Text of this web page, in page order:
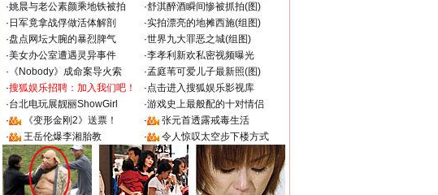
·姚晨与老公素颜乘地铁被拍 ·舒淇醉酒瞬间惨被抓拍(图)
· 日军竟拿战俘做活体解剖 ·实拍漂亮的地摊西施(组图)
·盘点网坛大腕的暴烈脾气 ·世界九大罪恶之城(组图)
·美女办公室遭遇灵异事件 ·李孝利新欢私密视频曝光
· 《Nobody》成命案导火索 ·孟庭苇可爱儿子最新照(图)
·搜狐娱乐招聘：加入我们吧！ ·点击进入搜狐娱乐影视库
·台北电玩展靓丽ShowGirl ·游戏史上最般配的十对情侣
·
《变形金刚2》送票！ ·
张元首透露戒毒生活
·
王岳伦爆李湘胎教 · 令人惊叹太空步下楼方式